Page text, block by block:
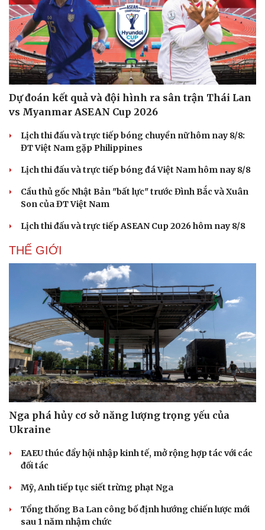
Hạt giống tâm hồn
Dự đoán kết quả và đội hình ra sân trận Thái Lan
vs Myanmar ASEAN Cup 2026
Lịch thi đấu và trực tiếp bóng chuyền nữ hôm nay 8/8:
ĐT Việt Nam gặp Philippines
Lịch thi đấu và trực tiếp bóng đá Việt Nam hôm nay 8/8
Cầu thủ gốc Nhật Bản "bất lực" trước Đình Bắc và Xuân
Son của ĐT Việt Nam
Lịch thi đấu và trực tiếp ASEAN Cup 2026 hôm nay 8/8
THẾ GIỚI
Nga phá hủy cơ sở năng lượng trọng yếu của
Ukraine
EAEU thúc đẩy hội nhập kinh tế, mở rộng hợp tác với các
đối tác
Mỹ, Anh tiếp tục siết trừng phạt Nga
Tổng thống Ba Lan công bố định hướng chiến lược mới
sau 1 năm nhậm chức